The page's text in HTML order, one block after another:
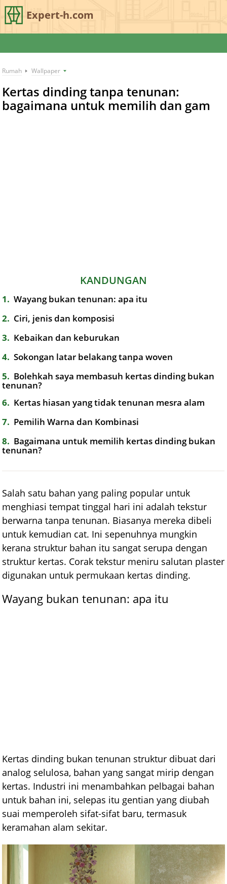
Expert-h.com
Rumah Wallpaper
Kertas dinding tanpa tenunan:
bagaimana untuk memilih dan gam
KANDUNGAN
1
Wayang bukan tenunan: apa itu
2
Ciri, jenis dan komposisi
3
Kebaikan dan keburukan
4 Sokongan latar belakang tanpa woven
5
Bolehkah saya membasuh kertas dinding bukan
tenunan?
6
Kertas hiasan yang tidak tenunan mesra alam
7
Pemilih Warna dan Kombinasi
8
Bagaimana untuk memilih kertas dinding bukan
tenunan?
Salah satu bahan yang paling popular untuk
menghiasi tempat tinggal hari ini adalah tekstur
berwarna tanpa tenunan. Biasanya mereka dibeli
untuk kemudian cat. Ini sepenuhnya mungkin
kerana struktur bahan itu sangat serupa dengan
struktur kertas. Corak tekstur meniru salutan plaster
digunakan untuk permukaan kertas dinding.
Wayang bukan tenunan: apa itu
Kertas dinding bukan tenunan struktur dibuat dari
analog selulosa, bahan yang sangat mirip dengan
kertas. Industri ini menambahkan pelbagai bahan
untuk bahan ini, selepas itu gentian yang diubah
suai memperoleh sifat-sifat baru, termasuk
keramahan alam sekitar.